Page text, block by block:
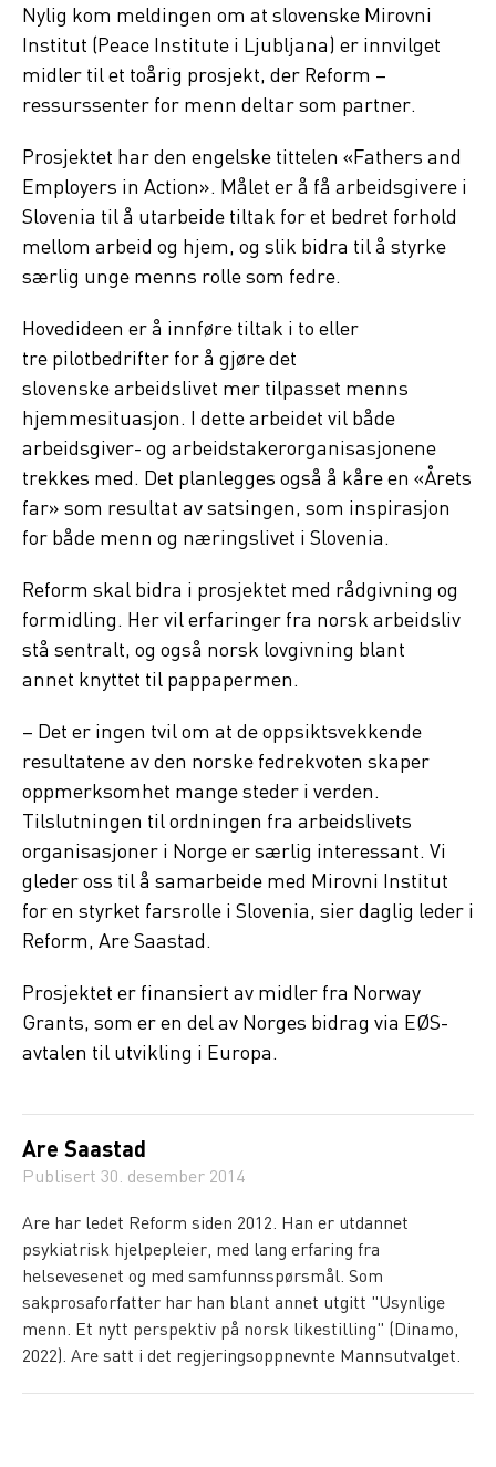
Nylig kom meldingen om at slovenske Mirovni
Institut (Peace Institute i Ljubljana) er innvilget
midler til et toårig prosjekt, der Reform –
ressurssenter for menn deltar som partner.
Prosjektet har den engelske tittelen «Fathers and
Employers in Action». Målet er å få arbeidsgivere i
Slovenia til å utarbeide tiltak for et bedret forhold
mellom arbeid og hjem, og slik bidra til å styrke
særlig unge menns rolle som fedre.
Hovedideen er å innføre tiltak i to eller
tre pilotbedrifter for å gjøre det
slovenske arbeidslivet mer tilpasset menns
hjemmesituasjon. I dette arbeidet vil både
arbeidsgiver- og arbeidstakerorganisasjonene
trekkes med. Det planlegges også å kåre en «Årets
far» som resultat av satsingen, som inspirasjon
for både menn og næringslivet i Slovenia.
Reform skal bidra i prosjektet med rådgivning og
formidling. Her vil erfaringer fra norsk arbeidsliv
stå sentralt, og også norsk lovgivning blant
annet knyttet til pappapermen.
– Det er ingen tvil om at de oppsiktsvekkende
resultatene av den norske fedrekvoten skaper
oppmerksomhet mange steder i verden.
Tilslutningen til ordningen fra arbeidslivets
organisasjoner i Norge er særlig interessant. Vi
gleder oss til å samarbeide med Mirovni Institut
for en styrket farsrolle i Slovenia, sier daglig leder i
Reform, Are Saastad.
Prosjektet er finansiert av midler fra Norway
Grants, som er en del av Norges bidrag via EØS-
avtalen til utvikling i Europa.
Are Saastad
Publisert 30. desember 2014
Are har ledet Reform siden 2012. Han er utdannet
psykiatrisk hjelpepleier, med lang erfaring fra
helsevesenet og med samfunnsspørsmål. Som
sakprosaforfatter har han blant annet utgitt "Usynlige
menn. Et nytt perspektiv på norsk likestilling" (Dinamo,
2022). Are satt i det regjeringsoppnevnte Mannsutvalget.